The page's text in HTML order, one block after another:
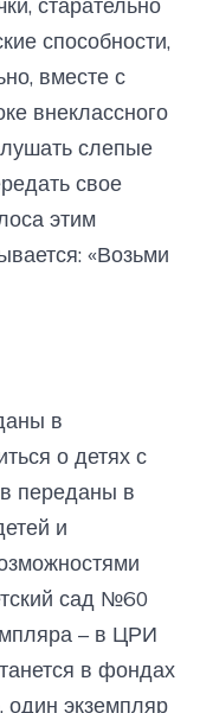
способности,
вместе с
внеклассного
слепые
свое
этим
«Возьми
в
о детях с
переданы в
и
сад №60
– в ЦРИ
в фондах
один экземпляр